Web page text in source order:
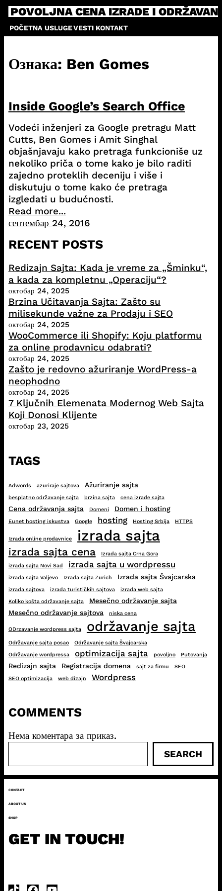
Skip
content
POVOLJNA CENA IZRADE I
POČETNA USLUGEVESTI KONTAKT
Ознака: Ben Gomes
Inside Google’s Search Office
Vodeći inženjeri za Google pretragu Matt
Cutts, Ben Gomes i Amit Singhal
objašnjavaju kako pretraga funkcioniše uz
nekoliko priča o tome kako je bilo raditi
zajedno proteklih deceniju i više i
diskutuju o tome kako će pretraga
izgledati u budućnosti.
Read more...
септембар 24, 2016
RECENT POSTS
Redizajn Sajta: Kada je vreme za „Šminku“,
a kada za kompletnu „Operaciju“?
октобар 24, 2025
Brzina Učitavanja Sajta: Zašto su
milisekunde važne za Prodaju i SEO
октобар 24, 2025
WooCommerce ili Shopify: Koju platformu
za online prodavnicu odabrati?
октобар 24, 2025
Zašto je redovno ažuriranje WordPress-a
neophodno
октобар 24, 2025
7 Ključnih Elemenata Modernog Web Sajta
Koji Donosi Klijente
октобар 23, 2025
TAGS
Adwords azuriraje sajtova Ažuriranje sajta
besplatno održavanje sajta brzina sajta cena izrade sajta
Cena održavanja sajta Domeni Domen i hosting
Eunet hosting iskustva Google hosting Hosting Srbija HTTPS
Izrada online prodavnice izrada sajta
izrada sajta cena
Izrada sajta Crna Gora
izrada sajta Novi Sad
izrada sajta u wordpressu
izrada sajta Valjevo Izrada sajta Zurich Izrada sajta Švajcarska
izrada sajtova izrada turističkih sajtova
izrada web sajta
Koliko košta održavanje sajta
Mesečno održavanje sajta
Mesečno održavanje sajtova
niska cena
ODrzavanje wordpress sajta održavanje sajta
Održavanje sajta posao
Održavanje sajta Švajcarska
Održavanje wordpressa
optimizacija sajta povoljno Putovanja
Redizajn sajta Registracija domena sajt za firmu
SEO
SEO optimizacija
web dizajn Wordpress
COMMENTS
Нема коментара за приказ.
т
р
а
г
SEARCH
CONTACT
ABOUT US
SHOP
GET IN TOUCH!